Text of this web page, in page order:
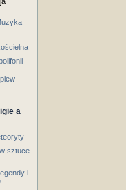
a
sztuce
i